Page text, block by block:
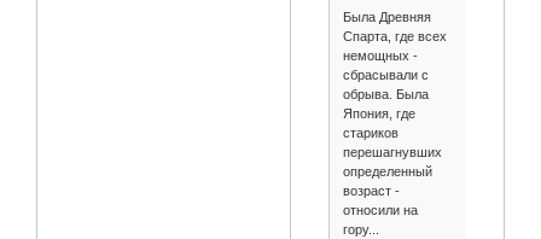
Была Древняя
Спарта, где всех
немощных -
сбрасывали с
обрыва. Была
Япония, где
стариков
перешагнувших
определенный
возраст -
относили на
гору...